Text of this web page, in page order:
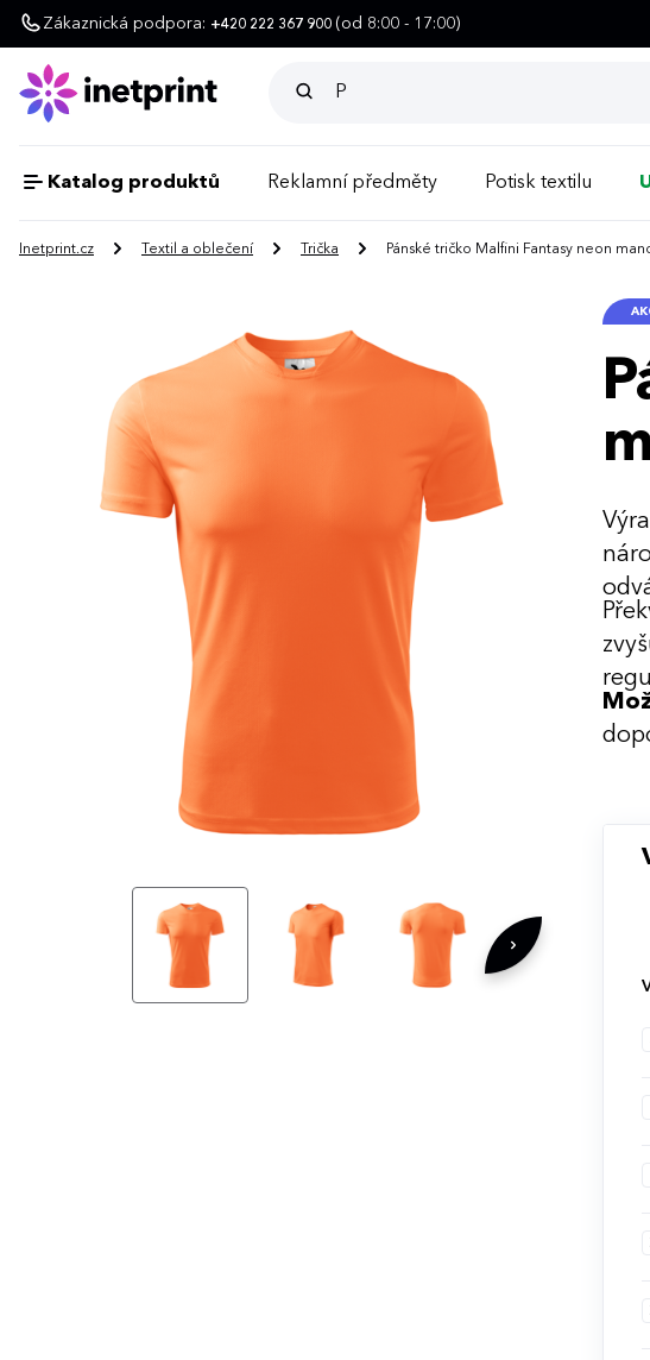
Zákaznická podpora: +420 222 367 900 (od 8:00 - 17:00)
Katalog produktů Reklamní předměty Potisk textilu
Inetprint.cz Textil a oblečení Trička Pánské tričko Malfini Fantasy neon